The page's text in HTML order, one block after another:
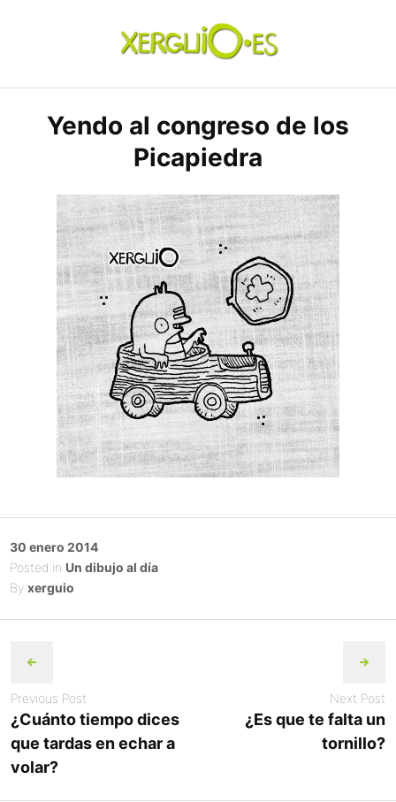
xerguio.ES | ilustración
Yendo al congreso de los
Picapiedra
Posted
on
30 enero 2014
Posted in Un dibujo al día
By xerguio
navigation
Previous Post
¿Cuánto tiempo dices
que tardas en echar a
volar?
Next Post
¿Es que te falta un
tornillo?